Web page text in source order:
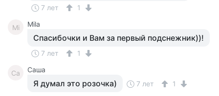
7 лет 1
Mi Mila
Спасибочки и Вам за первый подснежник))!
7 лет 1
Са Саша
Я думал это розочка) 7 лет 1